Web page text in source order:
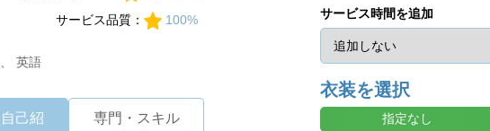
サービス品質：
100%
英語
己紹
専門・スキル
サービス時間を追加
衣装を選択
指定なし